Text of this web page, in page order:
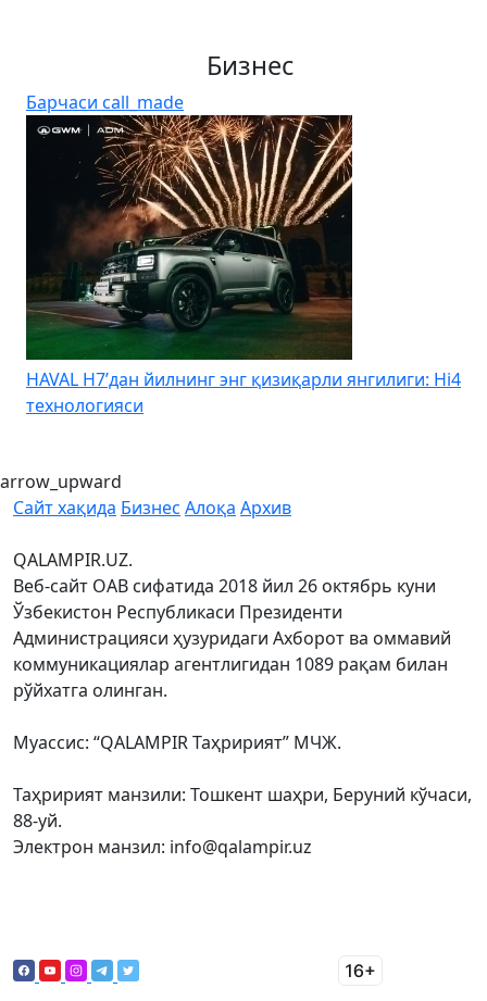
Бизнес
Барчаси call_made
HAVAL H7’дан йилнинг энг қизиқарли янгилиги: Hi4
технологияси
arrow_upward
Сайт хақида Бизнес Алоқа Архив
QALAMPIR.UZ.
Веб-сайт ОАВ сифатида 2018 йил 26 октябрь куни
Ўзбекистон Республикаси Президенти
Администрацияси ҳузуридаги Ахборот ва оммавий
коммуникациялар агентлигидан 1089 рақам билан
рўйхатга олинган.
Муассис: “QALAMPIR Таҳририят” МЧЖ.
Таҳририят манзили: Тошкент шаҳри, Беруний кўчаси,
88-уй.
Электрон манзил: info@qalampir.uz